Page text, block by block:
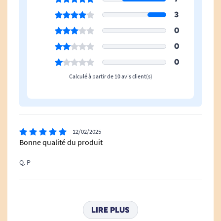
ou le soignant.
Nettoie: Remplace eau et savon, élimine
en douceur les impuretés et prévient
l’accumulation d’odeurs.
: Sa formule enrichie en agents
restaurer le film hydrolipidique naturel de
limite les agressions extérieures,
La TENA ProSkin Wash Cream s’utilise
3
0
0
0
Calculé à partir de 10 avis client(s)
12/02/2025
Bonne qualité du produit
Q. P
convient à la descriptionLIRE PLUS